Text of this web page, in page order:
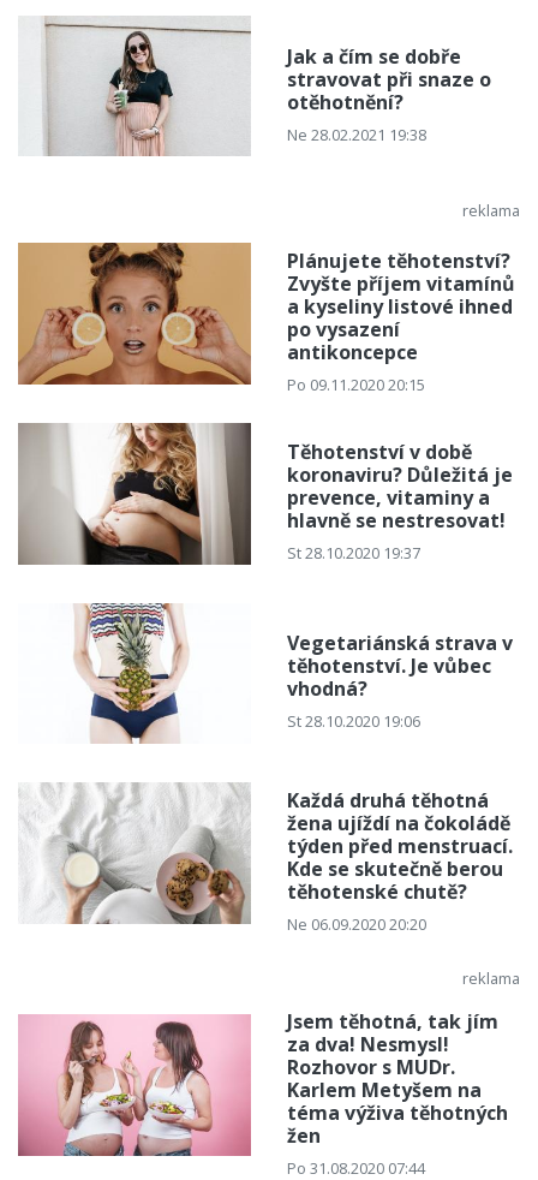
Jak a čím se dobře
stravovat při snaze o
otěhotnění?
Ne 28.02.2021 19:38
Plánujete těhotenství?
Zvyšte příjem vitamínů
a kyseliny listové ihned
po vysazení
antikoncepce
Po 09.11.2020 20:15
Těhotenství v době
koronaviru? Důležitá je
prevence, vitaminy a
hlavně se nestresovat!
St 28.10.2020 19:37
Vegetariánská strava v
těhotenství. Je vůbec
vhodná?
St 28.10.2020 19:06
Každá druhá těhotná
žena ujíždí na čokoládě
týden před menstruací.
Kde se skutečně berou
těhotenské chutě?
Ne 06.09.2020 20:20
Jsem těhotná, tak jím
za dva! Nesmysl!
Rozhovor s MUDr.
Karlem Metyšem na
téma výživa těhotných
žen
Po 31.08.2020 07:44